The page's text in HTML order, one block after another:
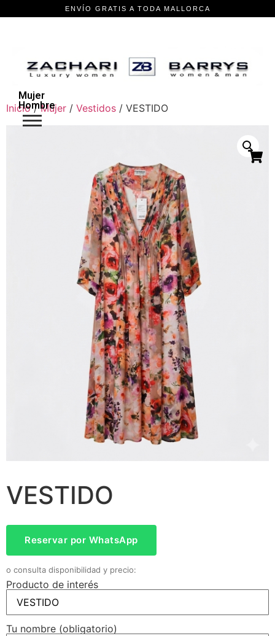
Mujer
Hombre
Inicio/Mujer / Vestidos / VESTIDO
VESTIDO
Reservar por WhatsApp
o consulta disponibilidad y precio:
Producto de interés
Tu nombre (obligatorio)